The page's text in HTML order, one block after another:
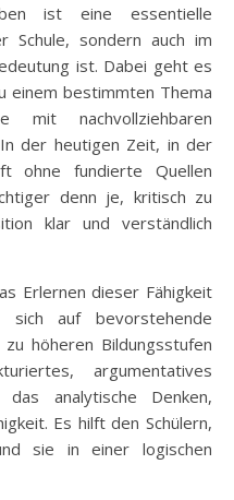
Schule, sondern auch im
ist. Dabei geht es
einem bestimmten Thema
nachvollziehbaren
der heutigen Zeit, in der
ohne fundierte Quellen
denn je, kritisch zu
klar und verständlich
Erlernen dieser Fähigkeit
auf bevorstehende
höheren Bildungsstufen
argumentatives
analytische Denken,
Es hilft den Schülern,
sie in einer logischen